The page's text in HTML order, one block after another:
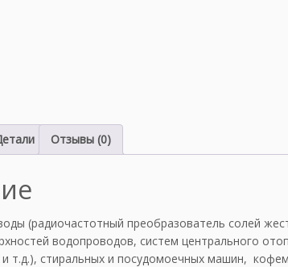
Отзывы (0)
(радиочастотный преобразователь солей
водопроводов, систем центрального
т.д.), стиральных и посудомоечных машин,